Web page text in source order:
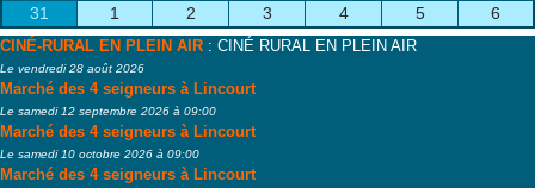
31
1 2 3 4 5 6
CINÉ-RURAL EN PLEIN AIR : CINÉ RURAL EN PLEIN AIR
Le vendredi 28 août 2026
Marché des 4 seigneurs à Lincourt
Le samedi 12 septembre 2026 à 09:00
Marché des 4 seigneurs à Lincourt
Le samedi 10 octobre 2026 à 09:00
Marché des 4 seigneurs à Lincourt